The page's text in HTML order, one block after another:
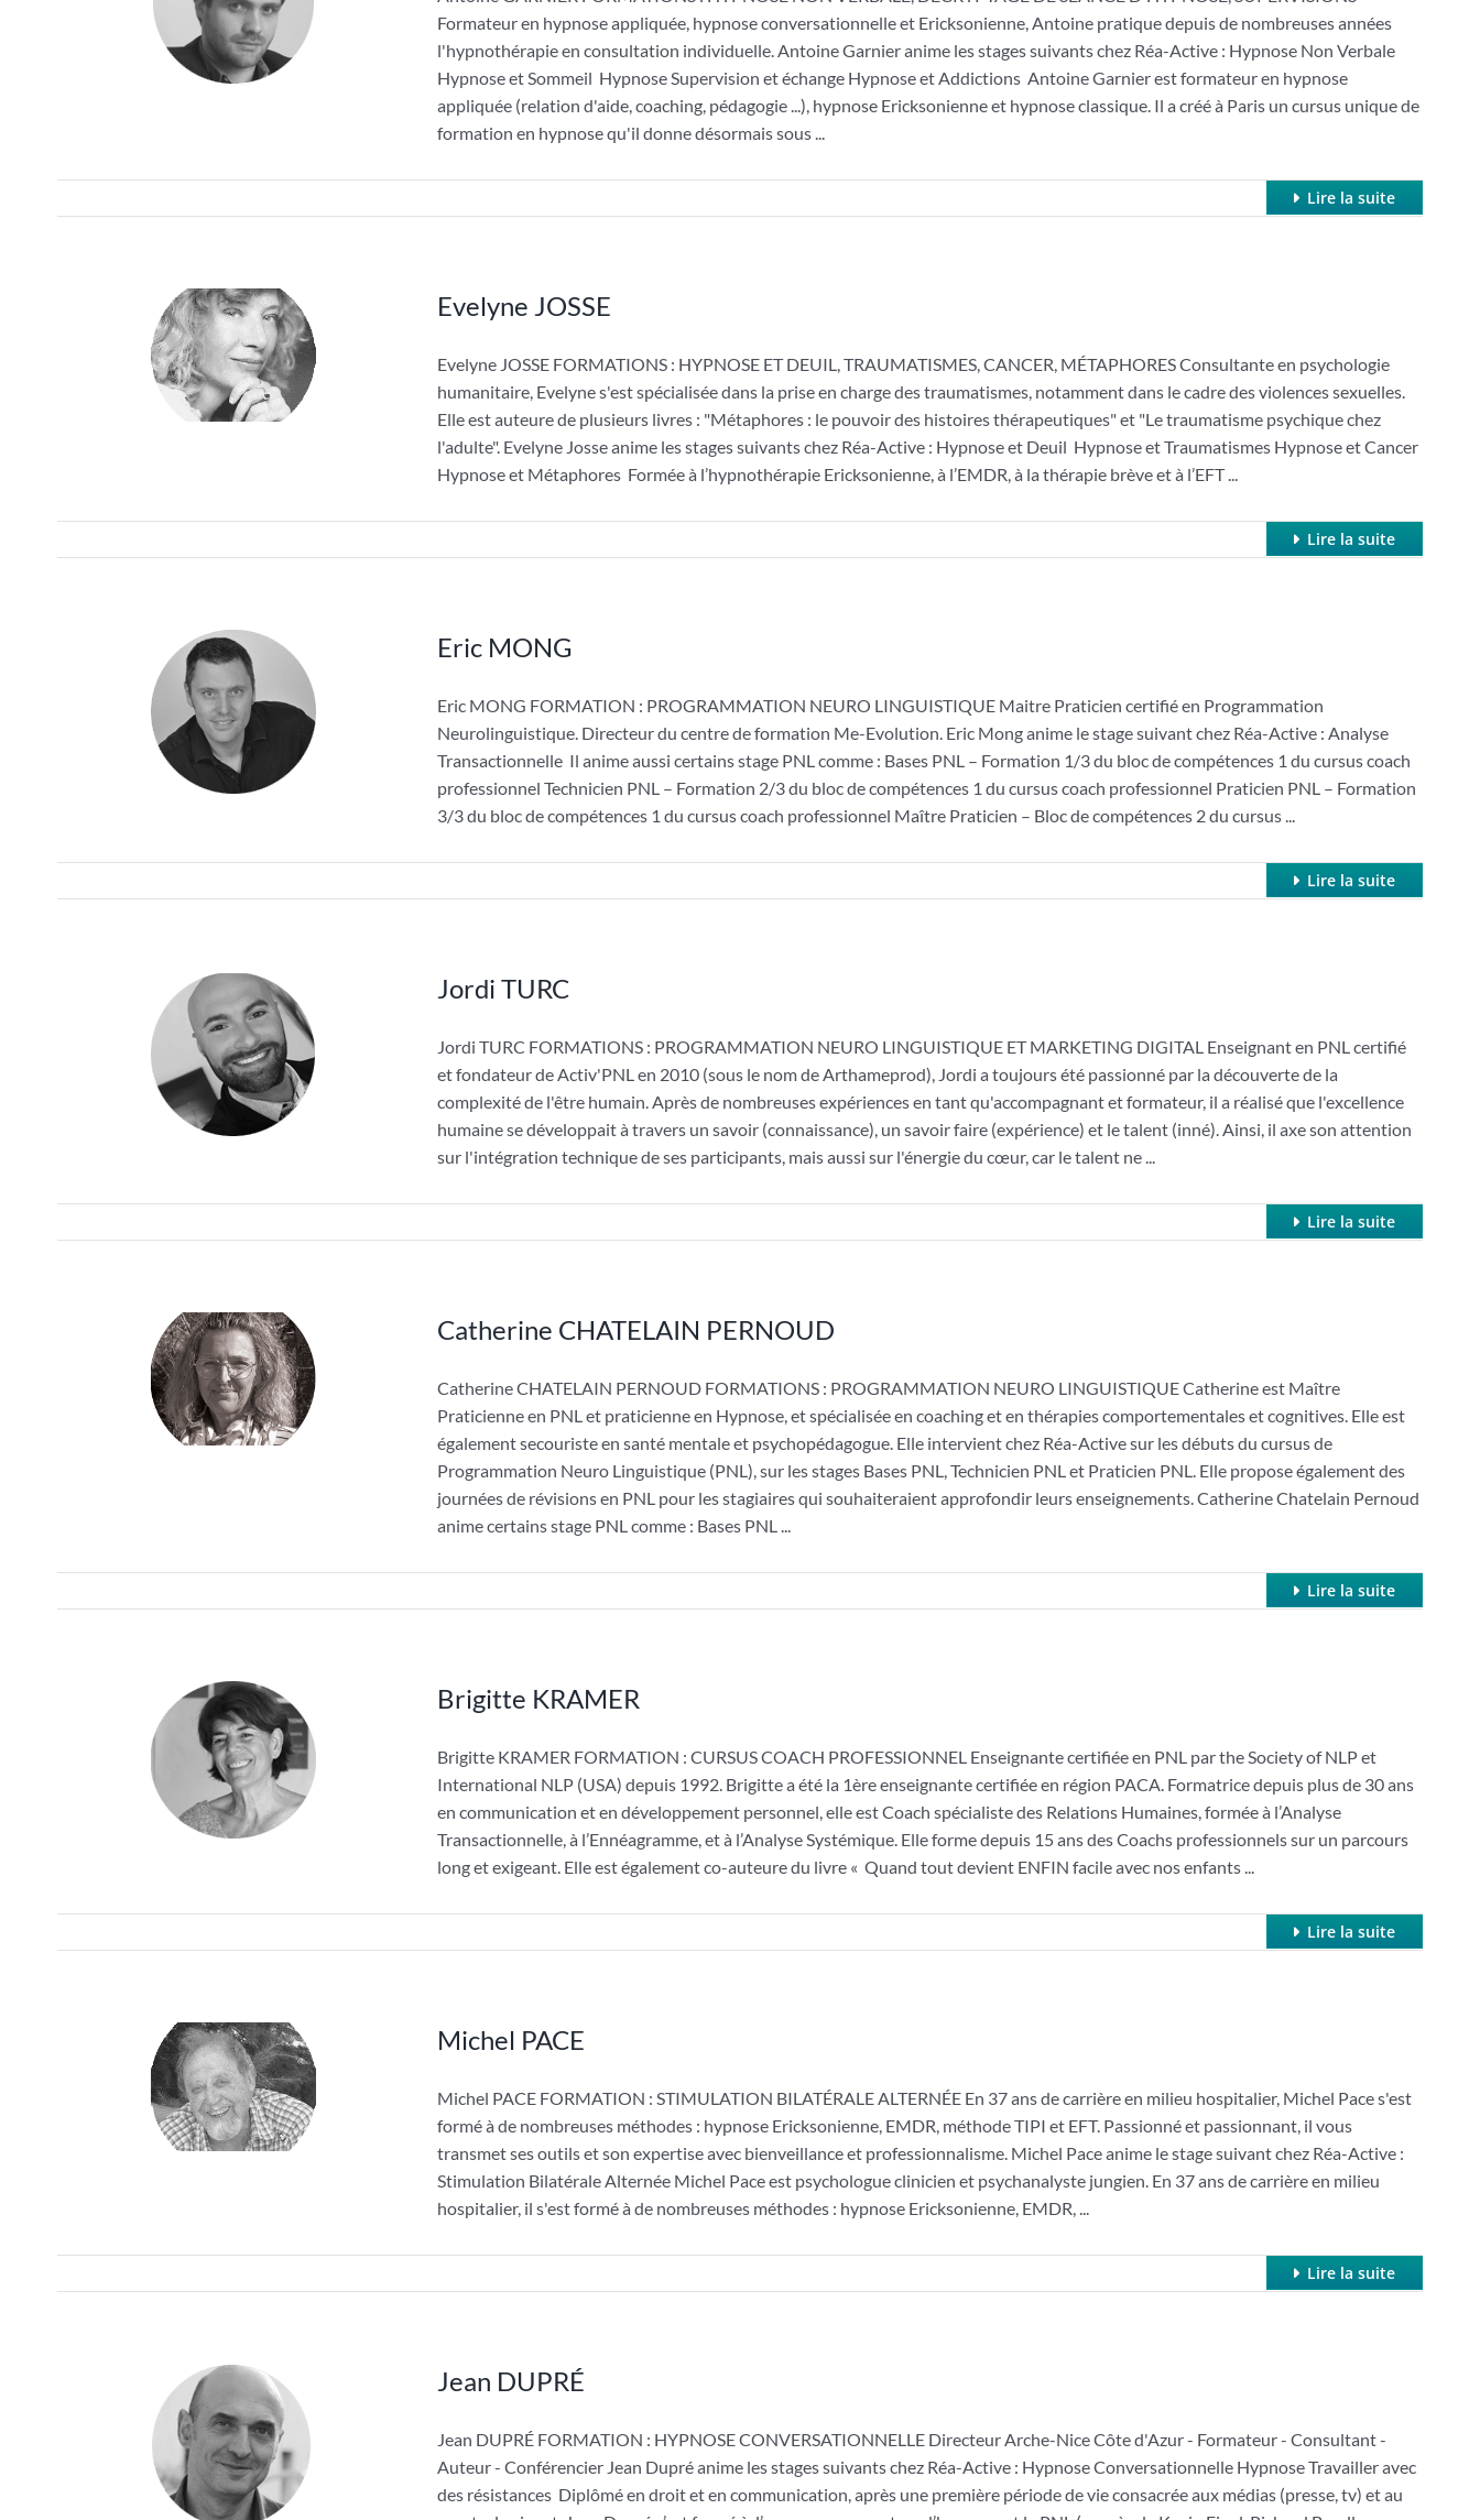
Formateur en hypnose appliquée, hypnose conversationnelle et Ericksonienne, Antoine pratique depuis de nombreuses années
l'hypnothérapie en consultation individuelle. Antoine Garnier anime les stages suivants chez Réa-Active : Hypnose Non Verbale
Hypnose et Sommeil Hypnose Supervision et échange Hypnose et Addictions Antoine Garnier est formateur en hypnose
appliquée (relation d'aide, coaching, pédagogie ...), hypnose Ericksonienne et hypnose classique. Il a créé à Paris un cursus unique de
formation en hypnose qu'il donne désormais sous ...
Lire la suite
Evelyne JOSSE
Evelyne JOSSE FORMATIONS : HYPNOSE ET DEUIL, TRAUMATISMES, CANCER, MÉTAPHORES Consultante en psychologie
humanitaire, Evelyne s'est spécialisée dans la prise en charge des traumatismes, notamment dans le cadre des violences sexuelles.
Elle est auteure de plusieurs livres : "Métaphores : le pouvoir des histoires thérapeutiques" et "Le traumatisme psychique chez
l'adulte". Evelyne Josse anime les stages suivants chez Réa-Active : Hypnose et Deuil Hypnose et Traumatismes Hypnose et Cancer
Hypnose et Métaphores Formée à l’hypnothérapie Ericksonienne, à l’EMDR, à la thérapie brève et à l’EFT ...
Lire la suite
Eric MONG
Eric MONG FORMATION : PROGRAMMATION NEURO LINGUISTIQUE Maitre Praticien certifié en Programmation
Neurolinguistique. Directeur du centre de formation Me-Evolution. Eric Mong anime le stage suivant chez Réa-Active : Analyse
Transactionnelle Il anime aussi certains stage PNL comme : Bases PNL – Formation 1/3 du bloc de compétences 1 du cursus coach
professionnel Technicien PNL – Formation 2/3 du bloc de compétences 1 du cursus coach professionnel Praticien PNL – Formation
3/3 du bloc de compétences 1 du cursus coach professionnel Maître Praticien – Bloc de compétences 2 du cursus ...
Lire la suite
Jordi TURC
Jordi TURC FORMATIONS : PROGRAMMATION NEURO LINGUISTIQUE ET MARKETING DIGITAL Enseignant en PNL certifié
et fondateur de Activ'PNL en 2010 (sous le nom de Arthameprod), Jordi a toujours été passionné par la découverte de la
complexité de l'être humain. Après de nombreuses expériences en tant qu'accompagnant et formateur, il a réalisé que l'excellence
humaine se développait à travers un savoir (connaissance), un savoir faire (expérience) et le talent (inné). Ainsi, il axe son attention
sur l'intégration technique de ses participants, mais aussi sur l'énergie du cœur, car le talent ne ...
Lire la suite
Catherine CHATELAIN PERNOUD
Catherine CHATELAIN PERNOUD FORMATIONS : PROGRAMMATION NEURO LINGUISTIQUE Catherine est Maître
Praticienne en PNL et praticienne en Hypnose, et spécialisée en coaching et en thérapies comportementales et cognitives. Elle est
également secouriste en santé mentale et psychopédagogue. Elle intervient chez Réa-Active sur les débuts du cursus de
Programmation Neuro Linguistique (PNL), sur les stages Bases PNL, Technicien PNL et Praticien PNL. Elle propose également des
journées de révisions en PNL pour les stagiaires qui souhaiteraient approfondir leurs enseignements. Catherine Chatelain Pernoud
anime certains stage PNL comme : Bases PNL ...
Lire la suite
Brigitte KRAMER
Brigitte KRAMER FORMATION : CURSUS COACH PROFESSIONNEL Enseignante certifiée en PNL par the Society of NLP et
International NLP (USA) depuis 1992. Brigitte a été la 1ère enseignante certifiée en région PACA. Formatrice depuis plus de 30 ans
en communication et en développement personnel, elle est Coach spécialiste des Relations Humaines, formée à l’Analyse
Transactionnelle, à l’Ennéagramme, et à l’Analyse Systémique. Elle forme depuis 15 ans des Coachs professionnels sur un parcours
long et exigeant. Elle est également co-auteure du livre « Quand tout devient ENFIN facile avec nos enfants ...
Lire la suite
Michel PACE
Michel PACE FORMATION : STIMULATION BILATÉRALE ALTERNÉE En 37 ans de carrière en milieu hospitalier, Michel Pace s'est
formé à de nombreuses méthodes : hypnose Ericksonienne, EMDR, méthode TIPI et EFT. Passionné et passionnant, il vous
transmet ses outils et son expertise avec bienveillance et professionnalisme. Michel Pace anime le stage suivant chez Réa-Active :
Stimulation Bilatérale Alternée Michel Pace est psychologue clinicien et psychanalyste jungien. En 37 ans de carrière en milieu
hospitalier, il s'est formé à de nombreuses méthodes : hypnose Ericksonienne, EMDR, ...
Lire la suite
Jean DUPRÉ
Jean DUPRÉ FORMATION : HYPNOSE CONVERSATIONNELLE Directeur Arche-Nice Côte d'Azur - Formateur - Consultant -
Auteur - Conférencier Jean Dupré anime les stages suivants chez Réa-Active : Hypnose Conversationnelle Hypnose Travailler avec
des résistances Diplômé en droit et en communication, après une première période de vie consacrée aux médias (presse, tv) et au